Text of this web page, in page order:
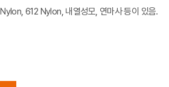
612 Nylon, 내열성모, 연마사 등이 있음.